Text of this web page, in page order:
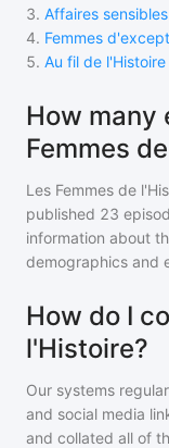
3. Affaires sensibles
4. Femmes
5. Au fil de l'Histoire
How many
Femmes
Les Femmes de
published 23
information about
demographics and
How do I
l'Histoire?
Our systems
and social media
and collated all of